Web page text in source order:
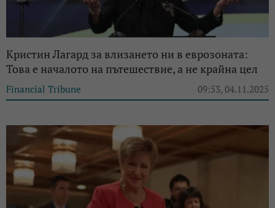
Кристин Лагард за влизането ни в еврозоната:
Това е началото на пътешествие, а не крайна цел
Financial Tribune 09:53, 04.11.2025